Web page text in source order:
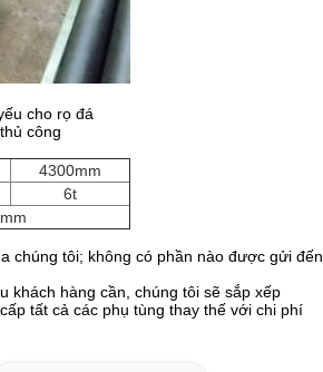
cho rọ đá
công
4300mm
6t
chúng tôi; không có phần nào được gửi đến
khách hàng cần, chúng tôi sẽ sắp xếp
tất cả các phụ tùng thay thế với chi phí